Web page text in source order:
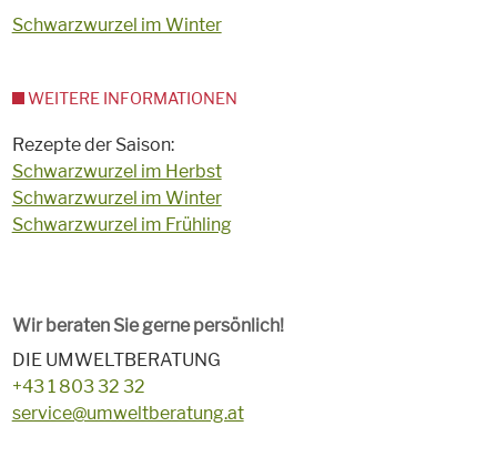
Schwarzwurzel im Winter
WEITERE INFORMATIONEN
Rezepte der Saison:
Schwarzwurzel im Herbst
Schwarzwurzel im Winter
Schwarzwurzel im Frühling
Wir beraten Sie gerne persönlich!
DIE UMWELTBERATUNG
+43 1 803 32 32
service@umweltberatung.at